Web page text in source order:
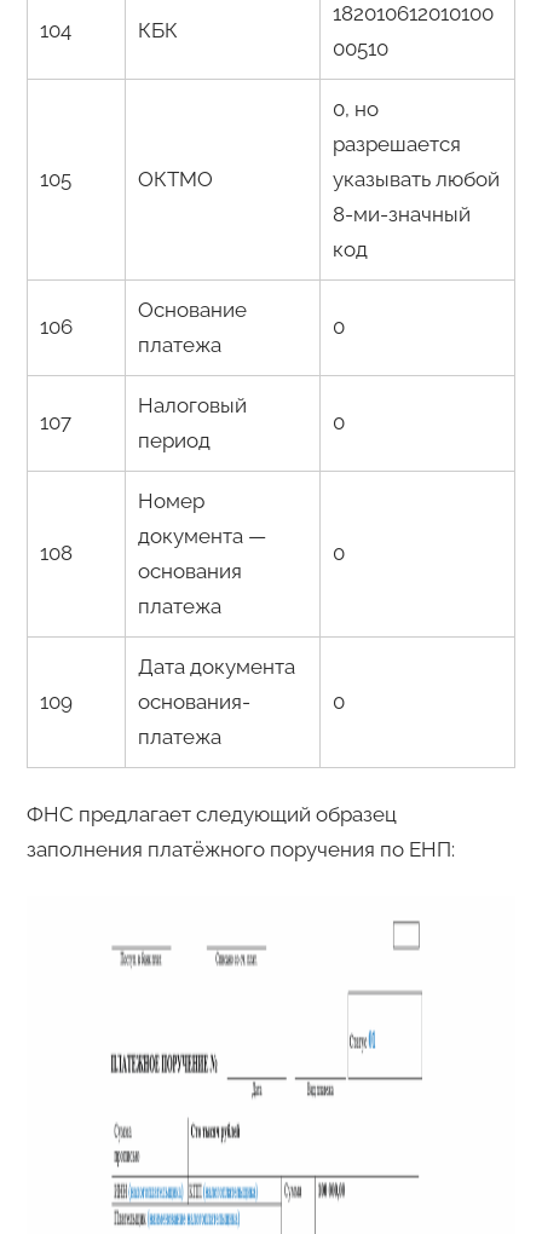
104 КБК
182010612010100
00510
105 ОКТМО
0, но
разрешается
указывать любой
8-ми-значный
код
106
Основание
платежа
0
107
Налоговый
период
0
108
Номер
документа —
основания
платежа
0
109
Дата документа
основания-
платежа
0
ФНС предлагает следующий образец
заполнения платёжного поручения по ЕНП: